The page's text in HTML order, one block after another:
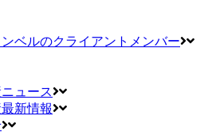
ベルのクライアントメンバー
ュース
新情報